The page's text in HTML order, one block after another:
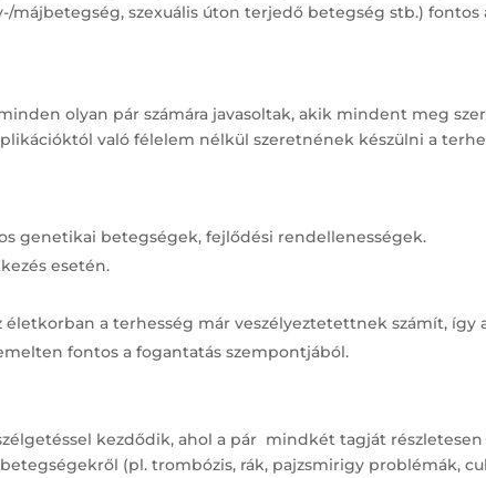
májbetegség, szexuális úton terjedő betegség stb.)
olyan pár számára javasoltak, akik mindent meg
való félelem nélkül szeretnének készülni a
genetikai betegségek, fejlődési rendellenességek.
esetén.
a terhesség már veszélyeztetettnek számít,
fontos a fogantatás szempontjából.
kezdődik, ahol a pár mindkét tagját
(pl. trombózis, rák, pajzsmirigy problémák,